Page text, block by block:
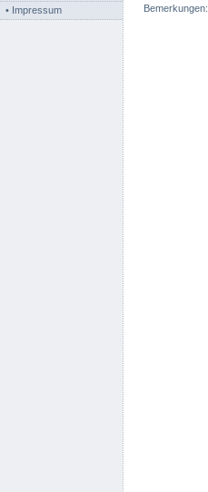
• Impressum
Bemerkungen: